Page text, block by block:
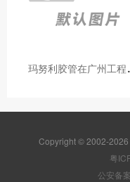
努利
Copyright © 2002-2026
粤
公安备